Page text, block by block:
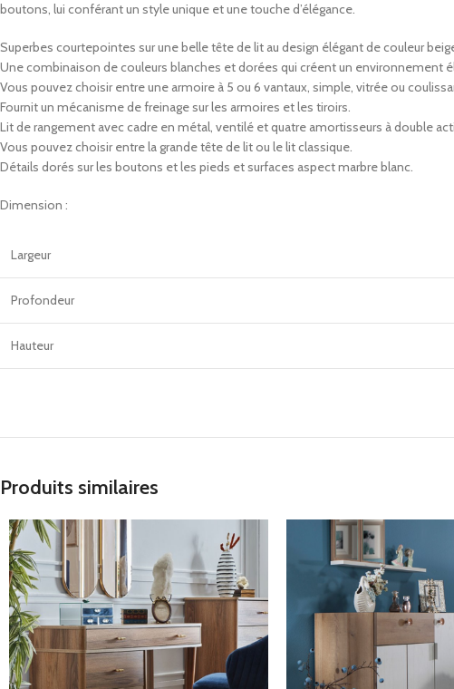
boutons, lui conférant un style unique et une touche d’élégance.
Superbes courtepointes sur une belle tête de lit au design élégant de couleur
Une combinaison de couleurs blanches et dorées qui créent un environnement
Vous pouvez choisir entre une armoire à 5 ou 6 vantaux, simple, vitrée ou
Fournit un mécanisme de freinage sur les armoires et les tiroirs.
Lit de rangement avec cadre en métal, ventilé et quatre amortisseurs à double
Vous pouvez choisir entre la grande tête de lit ou le lit classique.
Détails dorés sur les boutons et les pieds et surfaces aspect marbre blanc.
Dimension :
Largeur
Profondeur
Hauteur
Produits similaires